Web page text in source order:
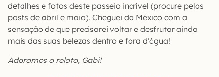
detalhes e fotos deste passeio incrível (procure pelos
posts de abril e maio). Cheguei do México com a
sensação de que precisarei voltar e desfrutar ainda
mais das suas belezas dentro e fora d’água!
Adoramos o relato, Gabi!